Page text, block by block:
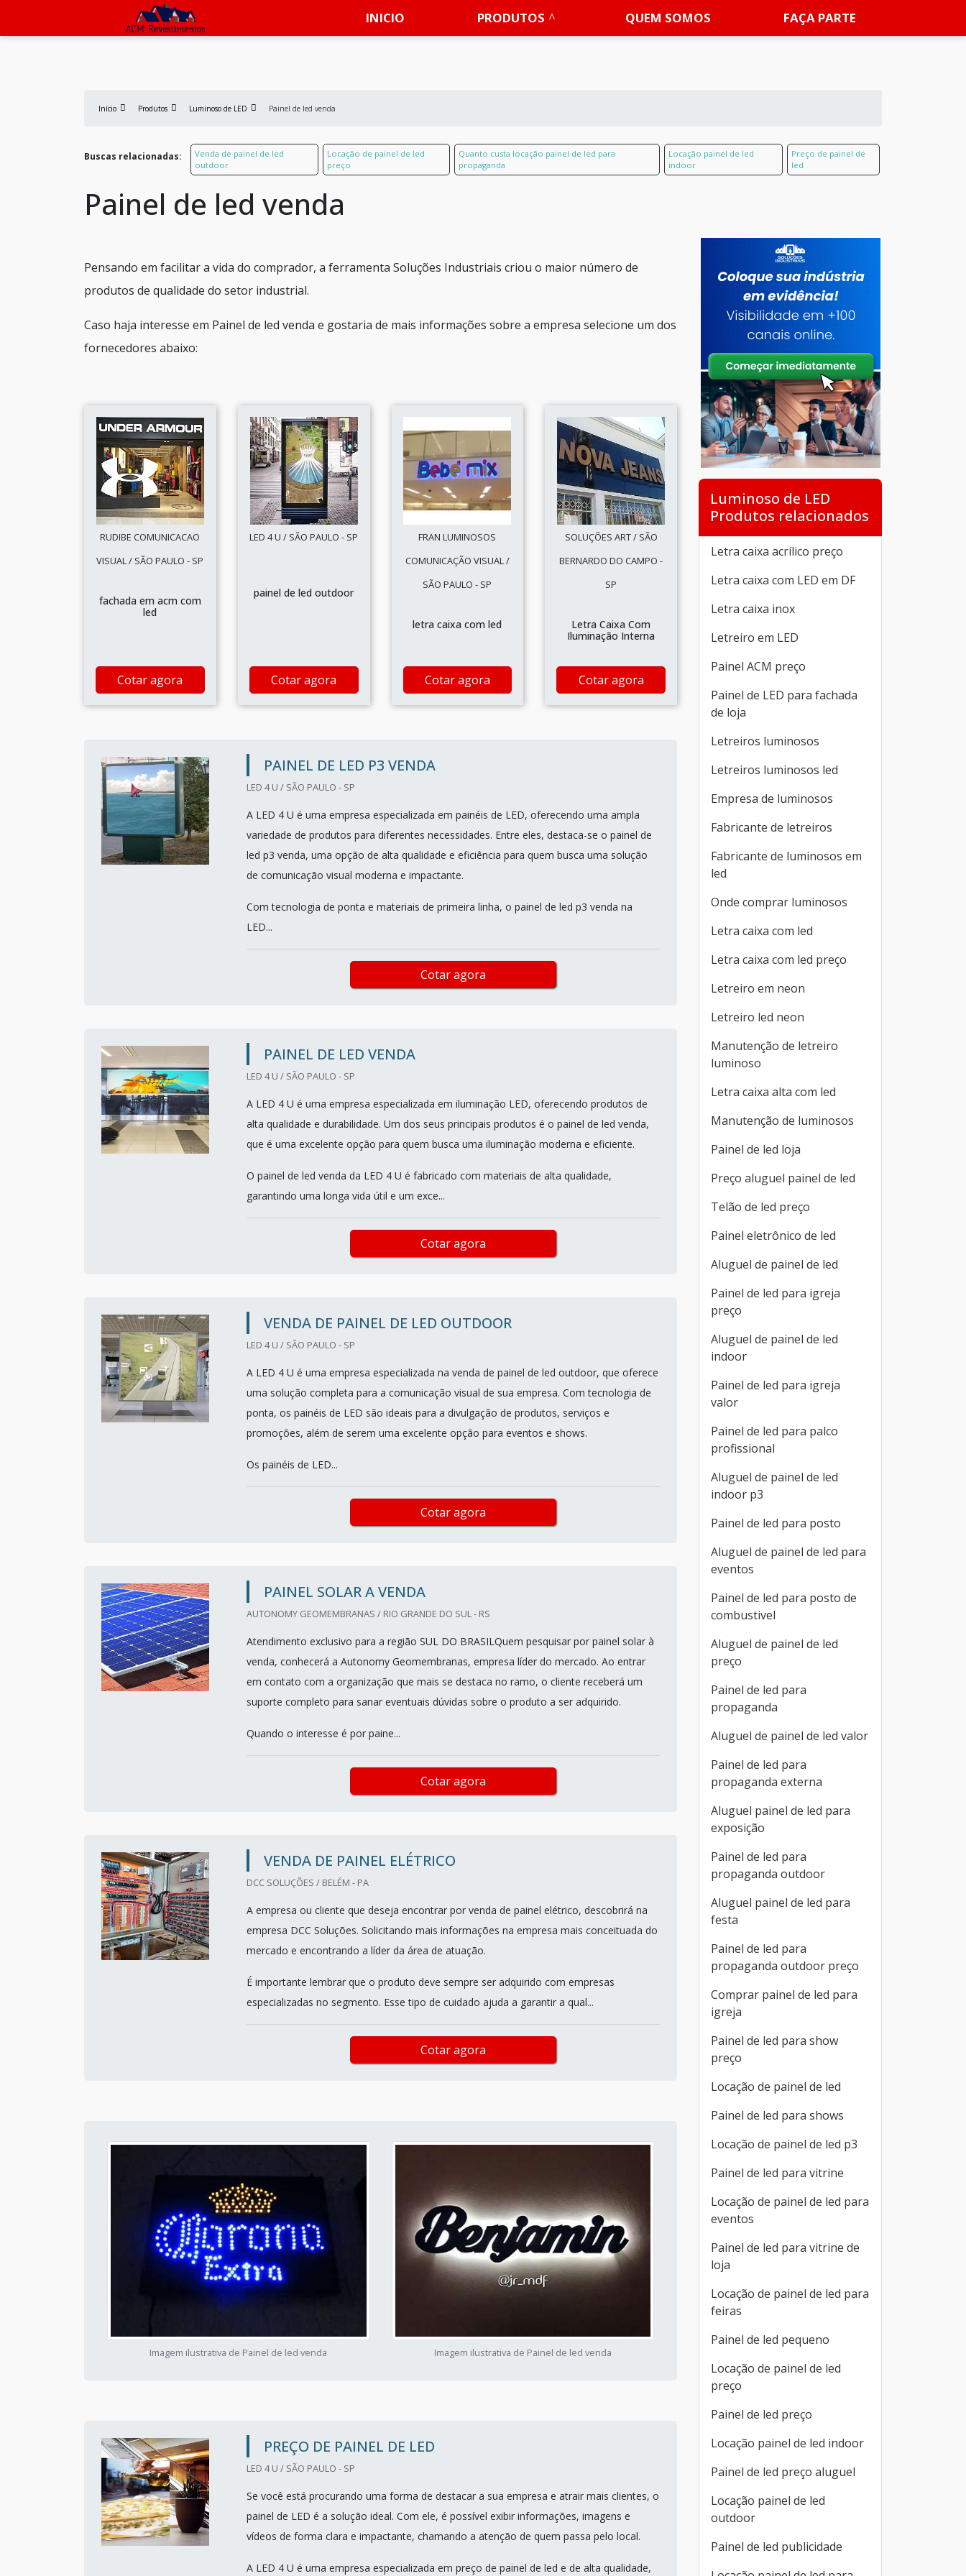
INICIO PRODUTOS QUEM SOMOS FAÇA PARTE
Início Produtos Luminoso de LED Painel de led venda
Buscas relacionadas:
Venda de painel de led
outdoor
Locação de painel de led
preço
Quanto custa locação painel de led para
propaganda
Locação painel de led
indoor
Preço de painel de
led
Painel de led venda
Pensando em facilitar a vida do comprador, a ferramenta Soluções Industriais criou o maior número de
produtos de qualidade do setor industrial.
Caso haja interesse em Painel de led venda e gostaria de mais informações sobre a empresa selecione um dos
fornecedores abaixo:
RUDIBE COMUNICACAO
VISUAL / SÃO PAULO - SP
fachada em acm com
led
Cotar agora
LED 4 U / SÃO PAULO - SP
painel de led outdoor
Cotar agora
FRAN LUMINOSOS
COMUNICAÇÃO VISUAL /
SÃO PAULO - SP
letra caixa com led
Cotar agora
SOLUÇÕES ART / SÃO
BERNARDO DO CAMPO -
SP
Letra Caixa Com
Iluminação Interna
Cotar agora
PAINEL DE LED P3 VENDA
LED 4 U / SÃO PAULO - SP
A LED 4 U é uma empresa especializada em painéis de LED, oferecendo uma ampla
variedade de produtos para diferentes necessidades. Entre eles, destaca-se o painel de
led p3 venda, uma opção de alta qualidade e eficiência para quem busca uma solução
de comunicação visual moderna e impactante.
Com tecnologia de ponta e materiais de primeira linha, o painel de led p3 venda na
LED...
Cotar agora
PAINEL DE LED VENDA
LED 4 U / SÃO PAULO - SP
A LED 4 U é uma empresa especializada em iluminação LED, oferecendo produtos de
alta qualidade e durabilidade. Um dos seus principais produtos é o painel de led venda,
que é uma excelente opção para quem busca uma iluminação moderna e eficiente.
O painel de led venda da LED 4 U é fabricado com materiais de alta qualidade,
garantindo uma longa vida útil e um exce...
Cotar agora
VENDA DE PAINEL DE LED OUTDOOR
LED 4 U / SÃO PAULO - SP
A LED 4 U é uma empresa especializada na venda de painel de led outdoor, que oferece
uma solução completa para a comunicação visual de sua empresa. Com tecnologia de
ponta, os painéis de LED são ideais para a divulgação de produtos, serviços e
promoções, além de serem uma excelente opção para eventos e shows.
Os painéis de LED...
Cotar agora
PAINEL SOLAR A VENDA
AUTONOMY GEOMEMBRANAS / RIO GRANDE DO SUL - RS
Atendimento exclusivo para a região SUL DO BRASILQuem pesquisar por painel solar à
venda, conhecerá a Autonomy Geomembranas, empresa líder do mercado. Ao entrar
em contato com a organização que mais se destaca no ramo, o cliente receberá um
suporte completo para sanar eventuais dúvidas sobre o produto a ser adquirido.
Quando o interesse é por paine...
Cotar agora
VENDA DE PAINEL ELÉTRICO
DCC SOLUÇÕES / BELÉM - PA
A empresa ou cliente que deseja encontrar por venda de painel elétrico, descobrirá na
empresa DCC Soluções. Solicitando mais informações na empresa mais conceituada do
mercado e encontrando a líder da área de atuação.
É importante lembrar que o produto deve sempre ser adquirido com empresas
especializadas no segmento. Esse tipo de cuidado ajuda a garantir a qual...
Cotar agora
Imagem ilustrativa de Painel de led venda Imagem ilustrativa de Painel de led venda
PREÇO DE PAINEL DE LED
LED 4 U / SÃO PAULO - SP
Se você está procurando uma forma de destacar a sua empresa e atrair mais clientes, o
painel de LED é a solução ideal. Com ele, é possível exibir informações, imagens e
vídeos de forma clara e impactante, chamando a atenção de quem passa pelo local.
A LED 4 U é uma empresa especializada em preço de painel de led e de alta qualidade,
Luminoso de LED
Produtos relacionados
Letra caixa acrílico preço
Letra caixa com LED em DF
Letra caixa inox
Letreiro em LED
Painel ACM preço
Painel de LED para fachada
de loja
Letreiros luminosos
Letreiros luminosos led
Empresa de luminosos
Fabricante de letreiros
Fabricante de luminosos em
led
Onde comprar luminosos
Letra caixa com led
Letra caixa com led preço
Letreiro em neon
Letreiro led neon
Manutenção de letreiro
luminoso
Letra caixa alta com led
Manutenção de luminosos
Painel de led loja
Preço aluguel painel de led
Telão de led preço
Painel eletrônico de led
Aluguel de painel de led
Painel de led para igreja
preço
Aluguel de painel de led
indoor
Painel de led para igreja
valor
Painel de led para palco
profissional
Aluguel de painel de led
indoor p3
Painel de led para posto
Aluguel de painel de led para
eventos
Painel de led para posto de
combustivel
Aluguel de painel de led
preço
Painel de led para
propaganda
Aluguel de painel de led valor
Painel de led para
propaganda externa
Aluguel painel de led para
exposição
Painel de led para
propaganda outdoor
Aluguel painel de led para
festa
Painel de led para
propaganda outdoor preço
Comprar painel de led para
igreja
Painel de led para show
preço
Locação de painel de led
Painel de led para shows
Locação de painel de led p3
Painel de led para vitrine
Locação de painel de led para
eventos
Painel de led para vitrine de
loja
Locação de painel de led para
feiras
Painel de led pequeno
Locação de painel de led
preço
Painel de led preço
Locação painel de led indoor
Painel de led preço aluguel
Locação painel de led
outdoor
Painel de led publicidade